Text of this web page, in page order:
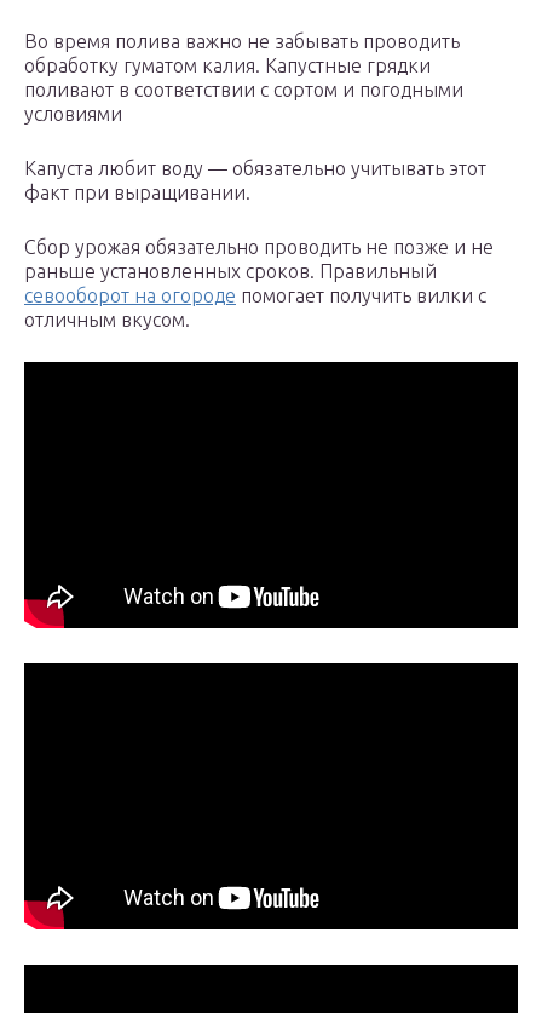
Во время полива важно не забывать проводить
обработку гуматом калия. Капустные грядки
поливают в соответствии с сортом и погодными
условиями
Капуста любит воду — обязательно учитывать этот
факт при выращивании.
Сбор урожая обязательно проводить не позже и не
раньше установленных сроков. Правильный
севооборот на огороде помогает получить вилки с
отличным вкусом.